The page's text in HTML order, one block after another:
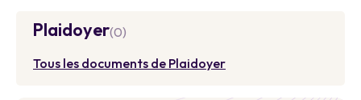
Plaidoyer(0)
Tous les documents de Plaidoyer